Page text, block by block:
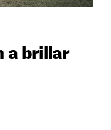
a brillar